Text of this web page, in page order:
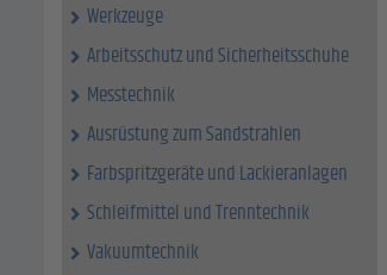
Werkzeuge
Arbeitsschutz und Sicherheitsschuhe
Messtechnik
Ausrüstung zum Sandstrahlen
Farbspritzgeräte und Lackieranlagen
Schleifmittel und Trenntechnik
Vakuumtechnik